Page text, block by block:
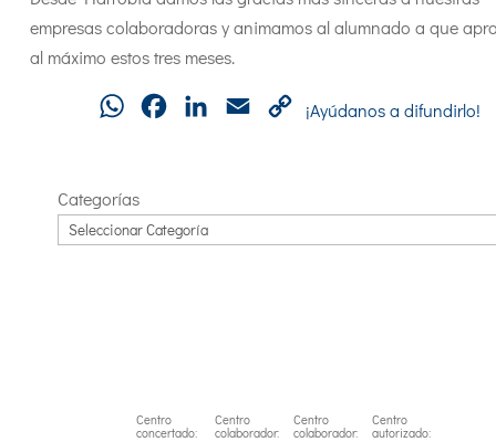
empresas colaboradoras y animamos al alumnado a que
al máximo estos tres meses.
WhatsAppFacebookLinkedInEmail
Copy
¡Ayúdanos a difundirlo!
Categorías
Centro
concertado:
Centro
colaborador:
Centro
colaborador:
Centro
autorizado: